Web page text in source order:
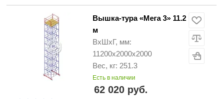
Вышка-тура «Мега 3» 11.2
м
ВхШхГ, мм:
11200х2000х2000
Вес, кг: 251.3
Есть в наличии
62 020 руб.